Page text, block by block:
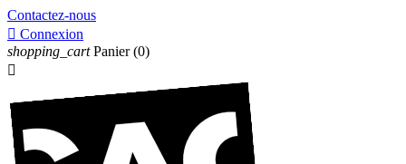
Contactez-nous
 Connexion
shopping_cart Panier (0)
